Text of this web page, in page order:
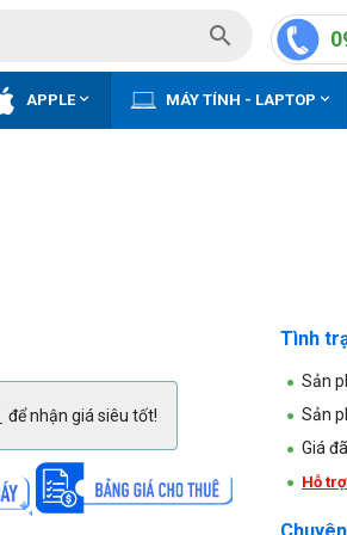

APPLE MÁY TÍNH - LAPTOP 
để nhận giá siêu tốt!
Tình
Sản
Sản
Giá
Hỗ